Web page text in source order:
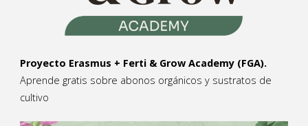
Proyecto Erasmus + Ferti & Grow Academy (FGA).
Aprende gratis sobre abonos orgánicos y sustratos de
cultivo